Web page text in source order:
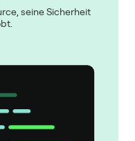
seine Sicherheit